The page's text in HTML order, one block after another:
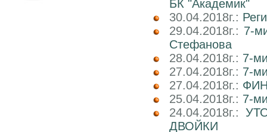
БК "Академик"
30.04.2018г.:
29.04.2018г.: 7-
Стефанова
28.04.2018г.: 7-
27.04.2018г.: 7-
27.04.2018г.:
25.04.2018г.: 7-
24.04.2018г.:
ДВОЙКИ